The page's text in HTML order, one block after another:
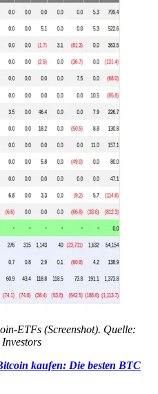
ETFs (Screenshot). Quelle:
kaufen: Die besten BTC